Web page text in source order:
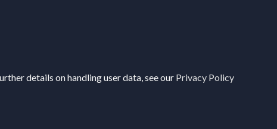
details on handling user data, see our Privacy Policy